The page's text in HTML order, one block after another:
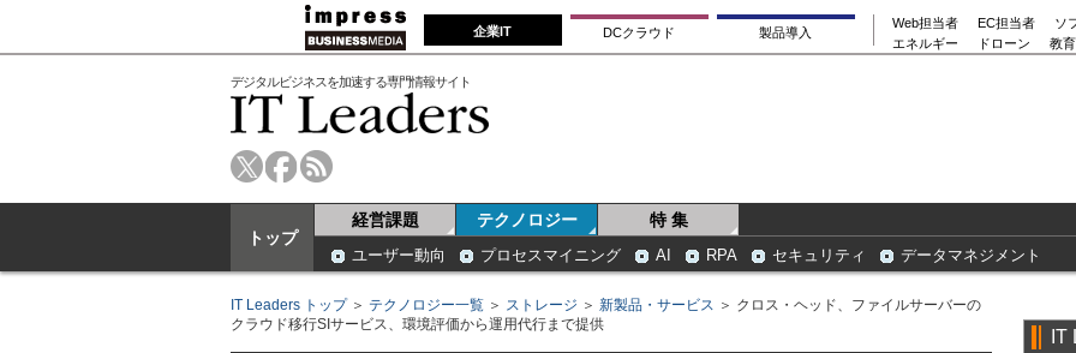
企業IT DCクラウド 製品導入
Web担当者 EC担当者
ソ
エネルギー
ドローン 教
デジタルビジネスを加速する専門情報サイト
トップ
経営課題 テクノロジー 特 集
ユーザー動向 プロセスマイニング AI RPA セキュリティ データマネジメント
IT Leaders トップ＞ テクノロジー一覧 ＞ ストレージ ＞ 新製品・サービス ＞ クロス・ヘッド、ファイルサーバーの
クラウド移行SIサービス、環境評価から運用代行まで提供
IT